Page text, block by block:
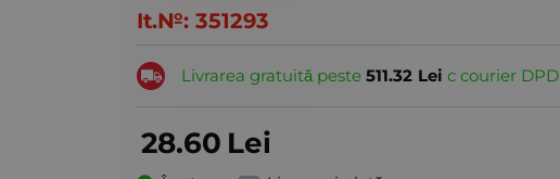
It.№: 351293
Livrarea gratuită peste511.32 Lei с courier DPD
28.60 Lei